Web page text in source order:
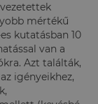
mértékű
kutatásban 10
van a
Azt találták,
igényeikhez,